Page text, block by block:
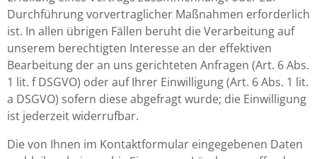
Durchführung vorvertraglicher Maßnahmen erforderlich
ist. In allen übrigen Fällen beruht die Verarbeitung auf
unserem berechtigten Interesse an der effektiven
Bearbeitung der an uns gerichteten Anfragen (Art. 6 Abs.
1 lit. f DSGVO) oder auf Ihrer Einwilligung (Art. 6 Abs. 1 lit.
a DSGVO) sofern diese abgefragt wurde; die Einwilligung
ist jederzeit widerrufbar.
Die von Ihnen im Kontaktformular eingegebenen Daten